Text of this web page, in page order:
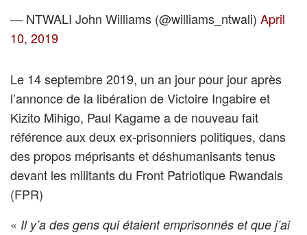
— NTWALI John Williams (@williams_ntwali) April
10, 2019
Le 14 septembre 2019, un an jour pour jour après
l’annonce de la libération de Victoire Ingabire et
Kizito Mihigo, Paul Kagame a de nouveau fait
référence aux deux ex-prisonniers politiques, dans
des propos méprisants et déshumanisants tenus
devant les militants du Front Patriotique Rwandais
(FPR)
« Il y’a des gens qui étaient emprisonnés et que j’ai